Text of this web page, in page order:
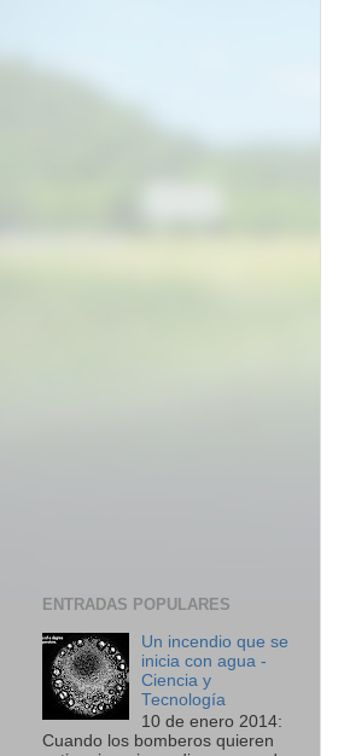
ENTRADAS POPULARES
Un incendio que se
inicia con agua -
Ciencia y
Tecnología
10 de enero 2014:
Cuando los bomberos quieren